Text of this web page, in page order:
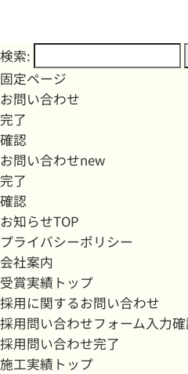
検索:
固定ページ
お問い合わせ
完了
確認
お問い合わせnew
完了
確認
お知らせTOP
プライバシーポリシー
会社案内
受賞実績トップ
採用に関するお問い合わせ
採用問い合わせフォーム入力
採用問い合わせ完了
施工実績トップ